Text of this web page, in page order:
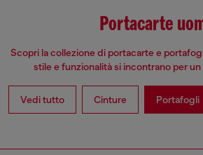
Portacarte
Scopri la collezione di portacarte e
stile e funzionalità si incontrano per
Vedi tutto Cinture Portafogli